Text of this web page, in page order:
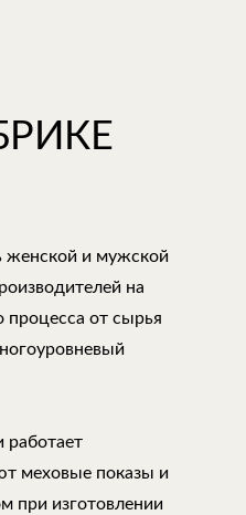
женской и мужской
на
процесса от сырья
работает
меховые показы и
при изготовлении